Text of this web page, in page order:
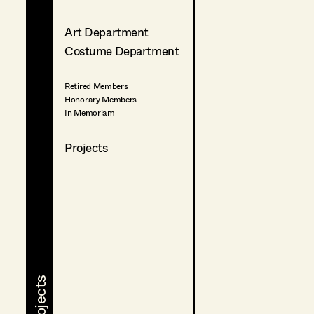
Art Department
Costume Department
Retired Members
Honorary Members
In Memoriam
Projects